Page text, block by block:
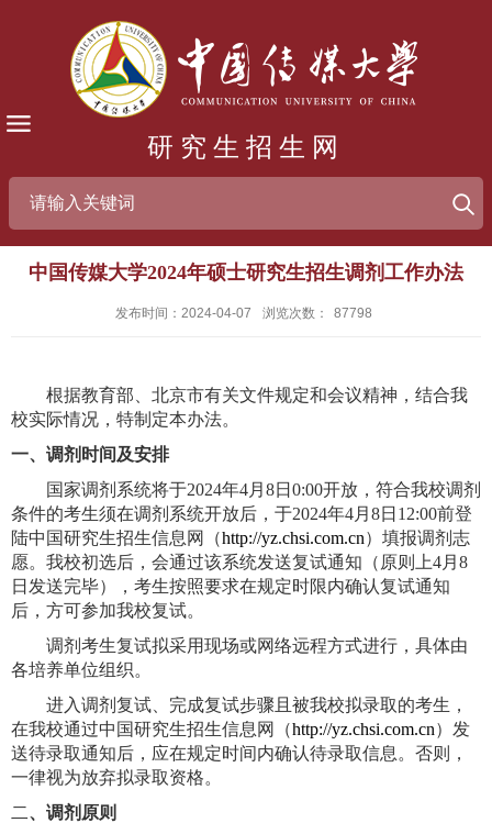
研究生招生网
​中国传媒大学2024年硕士研究生招生调剂工作办法
发布时间：2024-04-07 浏览次数： 87798
根据教育部、北京市有关文件规定和会议精神，结合我
校实际情况，特制定本办法。
一、调剂时间及安排
国家调剂系统将于2024年4月8日0:00开放，符合我校调剂
条件的考生须在调剂系统开放后，于2024年4月 8日 12:00前登
陆中国研究生招生信息网（http://yz.chsi.com.cn）填报调剂志
愿。我校初选后，会通过该系统发送复试通知（原则上4月 8
日发送完毕），考生按照要求在规定时限内确认复试通知
后，方可参加我校复试。
调剂考生复试拟采用现场或网络远程方式进行，具体由
各培养单位组织。
进入调剂复试、完成复试步骤且被我校拟录取的考生，
在我校通过中国研究生招生信息网（http://yz.chsi.com.cn）发
送待录取通知后，应在规定时间内确认待录取信息。否则，
一律视为放弃拟录取资格。
二、调剂原则